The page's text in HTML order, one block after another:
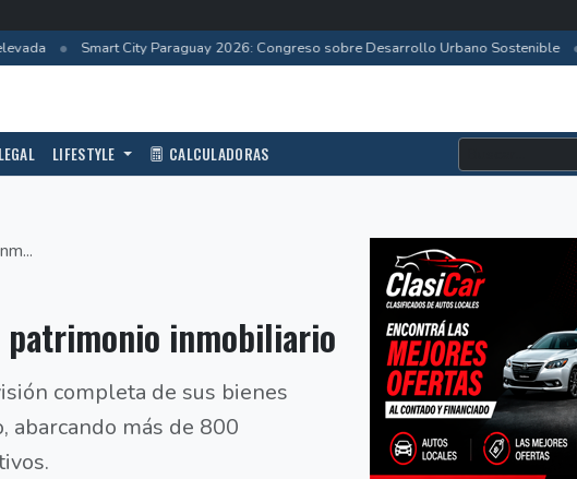
• Smart City Paraguay 2026: Congreso sobre Desarrollo Urbano Sostenible •
LEGAL LIFESTYLE CALCULADORAS
inmobiliario
completa de sus bienes
abarcando más de 800